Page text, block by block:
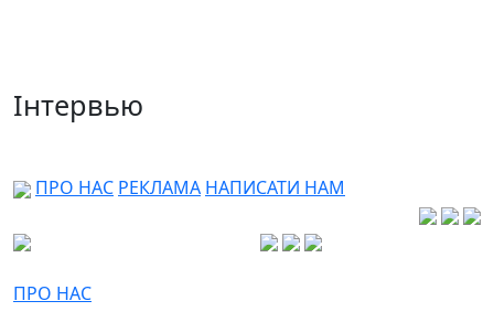
Інтервью
ПРО НАС РЕКЛАМА НАПИСАТИ НАМ
ПРО НАС